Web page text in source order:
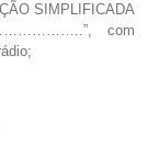
SIMPLIFICADA
com